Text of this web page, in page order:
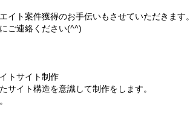
イト案件獲得のお手伝いもさせていただきます。
ご連絡ください(^^)
トサイト制作
サイト構造を意識して制作をします。